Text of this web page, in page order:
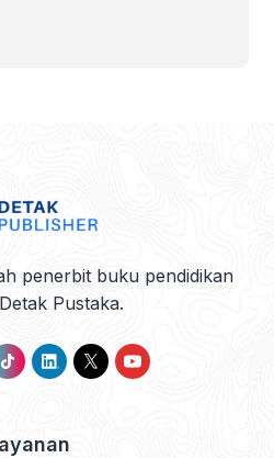
penerbit buku pendidikan
Pustaka.